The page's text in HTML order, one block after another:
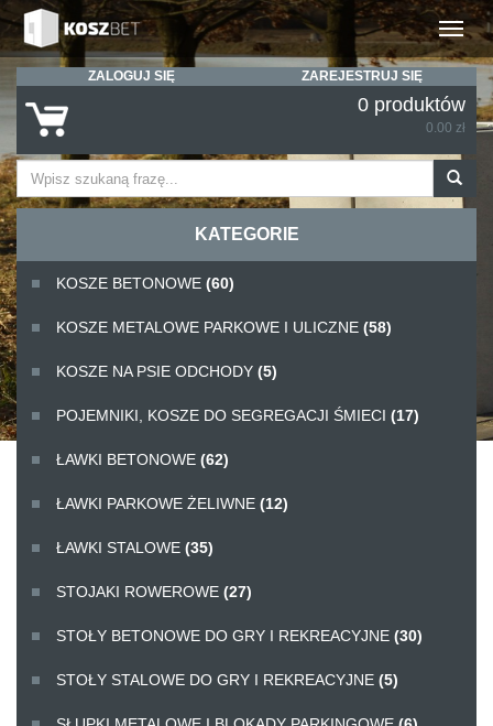
Rozwiń
ZALOGUJ SIĘ ZAREJESTRUJ SIĘ
0 produktów
0.00 zł
KATEGORIE
KOSZE BETONOWE (60)
KOSZE METALOWE PARKOWE I ULICZNE (58)
KOSZE NA PSIE ODCHODY (5)
POJEMNIKI, KOSZE DO SEGREGACJI ŚMIECI (17)
ŁAWKI BETONOWE (62)
ŁAWKI PARKOWE ŻELIWNE (12)
ŁAWKI STALOWE (35)
STOJAKI ROWEROWE (27)
STOŁY BETONOWE DO GRY I REKREACYJNE (30)
STOŁY STALOWE DO GRY I REKREACYJNE (5)